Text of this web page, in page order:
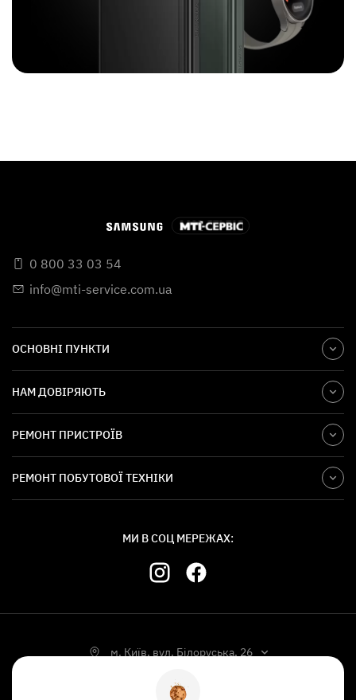
0 800 33 03 54
info@mti-service.com.ua
ОСНОВНІ ПУНКТИ
НАМ ДОВІРЯЮТЬ
РЕМОНТ ПРИСТРОЇВ
РЕМОНТ ПОБУТОВОЇ ТЕХНІКИ
МИ В СОЦ МЕРЕЖАХ:
м. Київ, вул. Білоруська, 26